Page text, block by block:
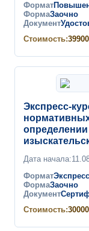
Формат
ФормаЗаочно
Документ
Стоимость:39900
Экспресс-
Дата начала:
Формат
ФормаЗаочно
Документ
Стоимость:30000